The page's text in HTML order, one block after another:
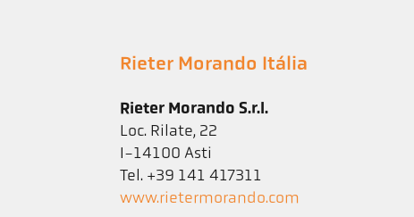
Rieter Morando Itália
Rieter Morando S.r.l.
Loc. Rilate, 22
I-14100 Asti
Tel. +39 141 417311
www.rietermorando.com